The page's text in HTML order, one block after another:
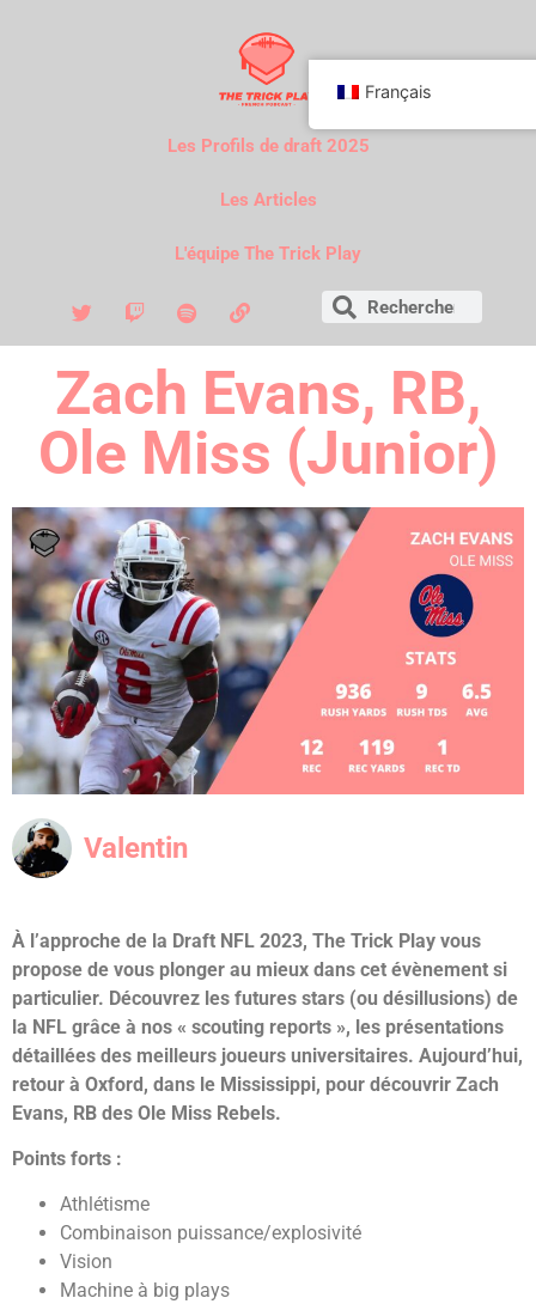
Les Profils de draft 2025
Les Articles
L'équipe The Trick Play
Zach Evans, RB,
Ole Miss (Junior)
Valentin
À l’approche de la Draft NFL 2023, The Trick Play vous
propose de vous plonger au mieux dans cet évènement si
particulier. Découvrez les futures stars (ou désillusions) de
la NFL grâce à nos « scouting reports », les présentations
détaillées des meilleurs joueurs universitaires. Aujourd’hui,
retour à Oxford, dans le Mississippi, pour découvrir Zach
Evans, RB des Ole Miss Rebels.
Points forts :
Athlétisme
Combinaison puissance/explosivité
Vision
Machine à big plays
Français